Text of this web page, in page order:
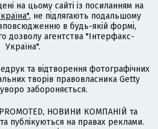
на цьому сайті із посиланням на
, не підлягають подальшому
в будь-якій формі,
дозволу агентства "Інтерфакс-
Україна".
та відтворення фотографічних
творів правовласника Getty
забороняється.
НОВИНИ КОМПАНІЙ та
публікуються на правах реклами.